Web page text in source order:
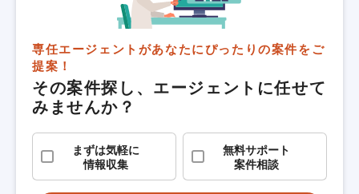
専任エージェントがあなたにぴったりの案件をご
提案！
その案件探し、エージェントに任せて
みませんか？
まずは気軽に
情報収集
無料サポート
案件相談